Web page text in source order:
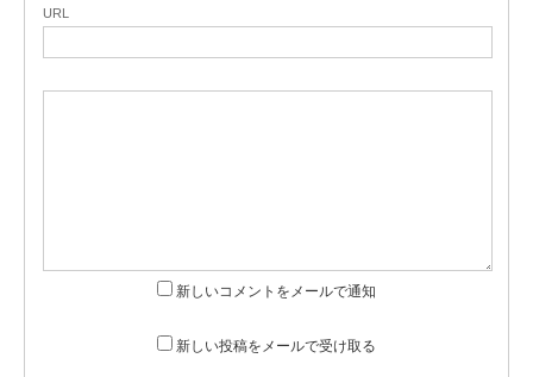
URL
新しいコメントをメールで通知
新しい投稿をメールで受け取る